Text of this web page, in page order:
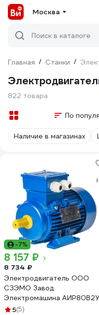
Москва
Поиск в каталоге
Главная / Станки /
822 товара
По
Наличие в магазинах
-7%
8 157 ₽
8 734 ₽
Электродвигатель ООО
СЗЭМО Завод
Электромашина
2.2 кВт Х0000061863
5(5)